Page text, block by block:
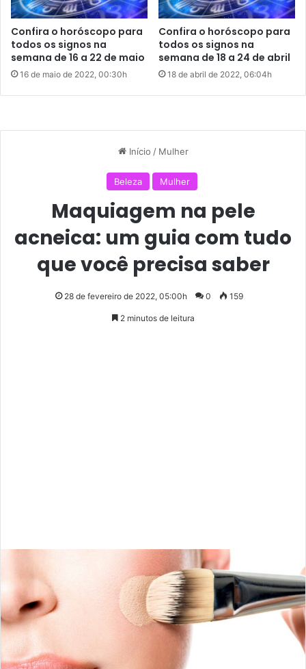
importante pensar nas possibilidades de diálogo, pois elas
sempre existem. E, mesmo que a estupidez humana se
faça presente em forma de brutalidade, é preciso
estimular o que há de melhor dentro de cada ser humano.
Somos todos vizinhos nesse planeta chamado
Terra
todos!
para os 12 signos do zodíaco para o período de 28 de
fevereiro a 3 de março de 2022.
Áries
Você está bastante sensível e um tanto impulsivo, ariano.
especialmente nas questões profissionais.
Câncer
Esteja aberto a novos conhecimentos, canceriano. É
fundamental que você busque conhecer coisas novas.
Aprenda a lidar com incertezas.
Leão
i
a
s
b
e
Confira o horóscopo para
todos os signos na
semana de 16 a 22 de maio
16 de maio de 2022, 00:30h
Confira o horóscopo para
todos os signos na
semana de 18 a 24 de abril
18 de abril de 2022, 06:04h